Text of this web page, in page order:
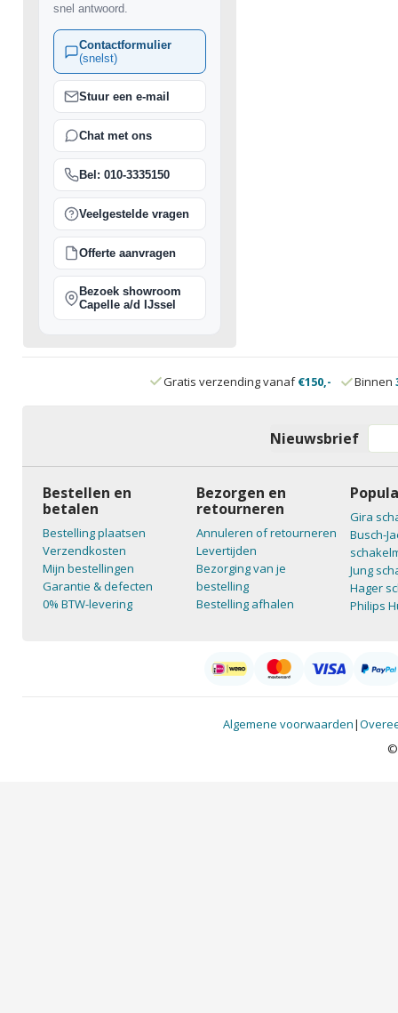
snel antwoord.
Contactformulier
(snelst)
Stuur een e-mail
Chat met ons
Bel: 010-3335150
Veelgestelde vragen
Offerte aanvragen
Bezoek showroom
Capelle a/d IJssel
Gratis verzending vanaf€150,- Binnen
Nieuwsbrief
Bestellen en
betalen
Bestelling plaatsen
Verzendkosten
Mijn bestellingen
Garantie & defecten
0% BTW-levering
Bezorgen en
retourneren
Annuleren of retourneren
Levertijden
Bezorging van je
bestelling
Bestelling afhalen
Gira
Busch-
Jung
Hager
Philips
Algemene voorwaarden|
©